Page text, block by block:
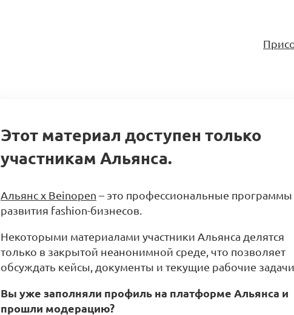
Этот материал доступен только
участникам Альянса.
Альянс x Beinopen – это профессиональные программы
развития fashion-бизнесов.
Некоторыми материалами участники Альянса делятся
только в закрытой неанонимной среде, что позволяет
обсуждать кейсы, документы и текущие рабочие
Вы уже заполняли профиль на платформе Альянса и
прошли модерацию?